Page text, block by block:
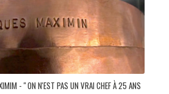
- " ON N'EST PAS UN VRAI CHEF À 25 ANS